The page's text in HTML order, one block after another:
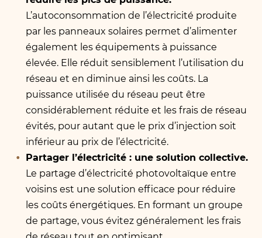
L’autoconsommation de l’électricité produite
par les panneaux solaires permet d’alimenter
également les équipements à puissance
élevée. Elle réduit sensiblement l’utilisation du
réseau et en diminue ainsi les coûts. La
puissance utilisée du réseau peut être
considérablement réduite et les frais de réseau
évités, pour autant que le prix d’injection soit
inférieur au prix de l’électricité.
Partager l’électricité : une solution collective.
Le partage d’électricité photovoltaïque entre
voisins est une solution efficace pour réduire
les coûts énergétiques. En formant un groupe
de partage, vous évitez généralement les frais